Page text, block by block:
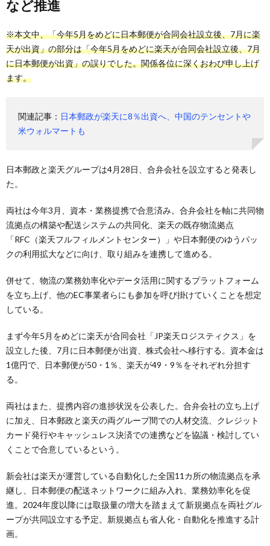
など推進
※本文中、「今年5月をめどに日本郵便が合同会社設立後、7月に楽
天が出資」の部分は「今年5月をめどに楽天が合同会社設立後、7月
に日本郵便が出資」の誤りでした。関係各位に深くおわび申し上げ
ます。
関連記事： 日本郵政が楽天に8％出資へ、中国のテンセントや
米ウォルマートも
日本郵政と楽天グループは4月28日、合弁会社を設立すると発表し
た。
両社は今年3月、資本・業務提携で合意済み。合弁会社を軸に共同物
流拠点の構築や配送システムの共同化、楽天の既存物流拠点
「RFC（楽天フルフィルメントセンター）」や日本郵便のゆうパッ
クの利用拡大などに向け、取り組みを連携して進める。
併せて、物流の業務効率化やデータ活用に関するプラットフォーム
を立ち上げ、他のEC事業者らにも参加を呼び掛けていくことを想定
している。
まず今年5月をめどに楽天が合同会社「JP楽天ロジスティクス」を
設立した後、7月に日本郵便が出資、株式会社へ移行する。資本金は
1億円で、日本郵便が50・1％、楽天が49・9％をそれぞれ分担す
る。
両社はまた、提携内容の進捗状況を公表した。合弁会社の立ち上げ
に加え、日本郵政と楽天の両グループ間での人材交流、クレジット
カード発行やキャッシュレス決済での連携などを協議・検討してい
くことで合意しているという。
新会社は楽天が運営している自動化した全国11カ所の物流拠点を承
継し、日本郵便の配送ネットワークに組み入れ、業務効率化を促
進。2024年度以降には取扱量の増大を踏まえて新規拠点を両社グル
ープが共同設立する予定。新規拠点も省人化・自動化を推進する計
画。